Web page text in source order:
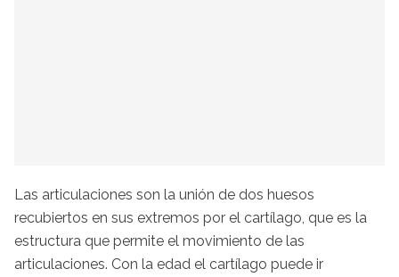
Las articulaciones son la unión de dos huesos
recubiertos en sus extremos por el cartílago, que es la
estructura que permite el movimiento de las
articulaciones. Con la edad el cartílago puede ir